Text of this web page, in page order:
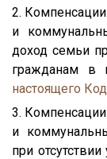
2.
и
доход семьи
гражданам в
настоящего
3.
и
при